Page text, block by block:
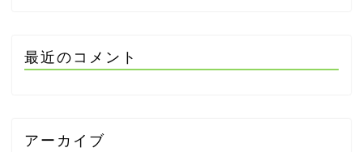
最近のコメント
アーカイブ